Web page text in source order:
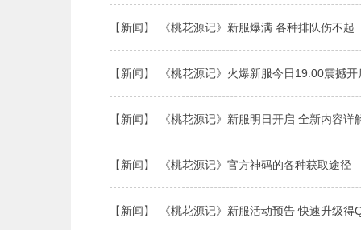
【新闻】 《桃花源记》新服爆满 各种排队伤不起
【新闻】 《桃花源记》火爆新服今日19:00震撼开
【新闻】 《桃花源记》新服明日开启 全新内容详
【新闻】 《桃花源记》官方神码的各种获取途径
【新闻】 《桃花源记》新服活动预告 快速升级得